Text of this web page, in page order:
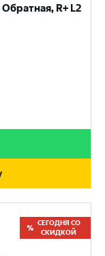
Обратная, R+ L2
СЕГОДНЯ СО
СКИДКОЙ